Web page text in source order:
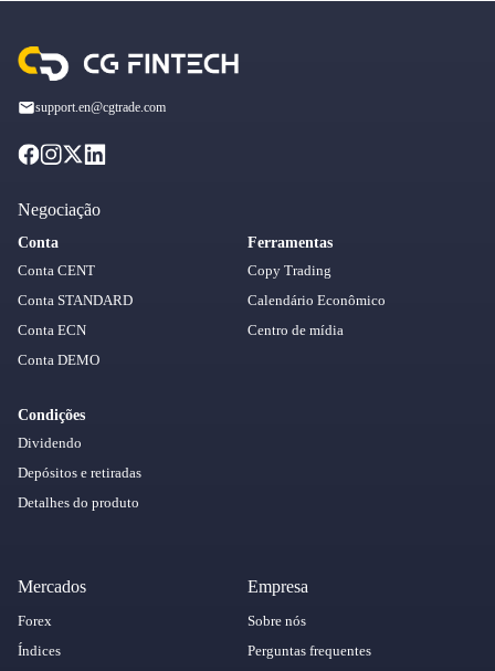
support.en@cgtrade.com
Negociação
Conta
Conta CENT
Conta STANDARD
Conta ECN
Conta DEMO
Condições
Dividendo
Depósitos e retiradas
Detalhes do produto
Ferramentas
Copy Trading
Calendário Econômico
Centro de mídia
Mercados
Forex
Índices
Empresa
Sobre nós
Perguntas frequentes